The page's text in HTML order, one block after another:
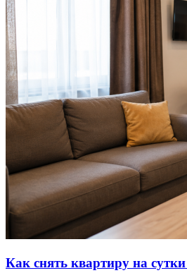
Как снять квартиру на